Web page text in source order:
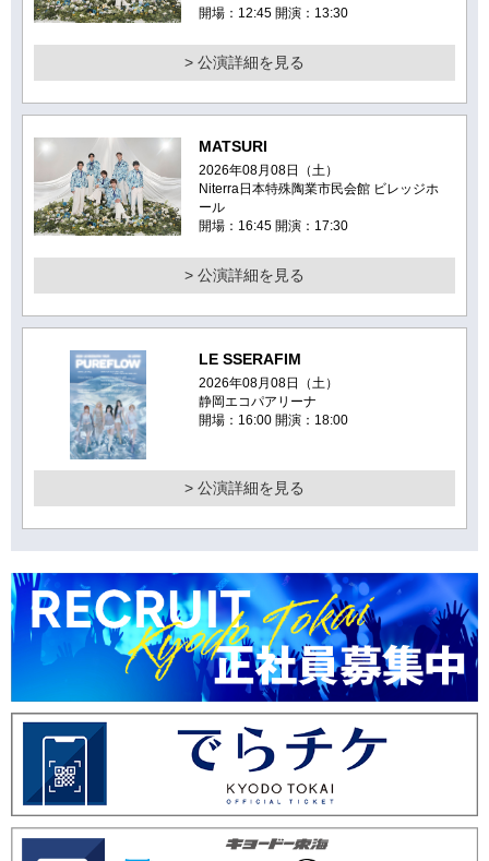
開場：12:45 開演：13:30
> 公演詳細を見る
MATSURI
2026年08月08日（土）
Niterra日本特殊陶業市民会館 ビレッジホ
ール
開場：16:45 開演：17:30
> 公演詳細を見る
LE SSERAFIM
2026年08月08日（土）
静岡エコパアリーナ
開場：16:00 開演：18:00
> 公演詳細を見る